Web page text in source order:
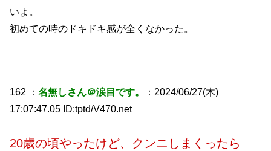
いよ。
初めての時のドキドキ感が全くなかった。
162 ：名無しさん＠涙目です。
：2024/06/27(木)
17:07:47.05 ID:tptd/V470.net
20歳の頃やったけど、クンニしまくったら